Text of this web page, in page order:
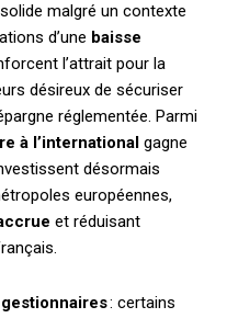
malgré un contexte
d’une baisse
l’attrait pour la
désireux de sécuriser
réglementée. Parmi
à l’international gagne
désormais
européennes,
et réduisant
gestionnaires: certains